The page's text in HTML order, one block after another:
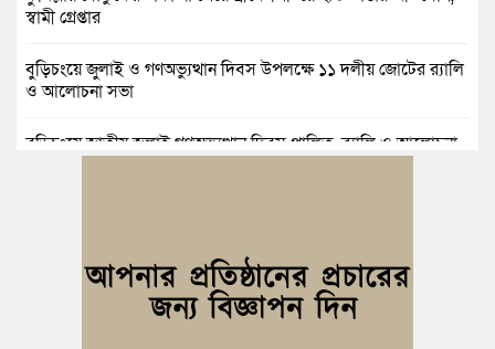
স্বামী গ্রেপ্তার
বুড়িচংয়ে জুলাই ও গণঅভ্যুত্থান দিবস উপলক্ষে ১১ দলীয় জোটের র‍্যালি
ও আলোচনা সভা
বুড়িচংয়ে জাতীয় জুলাই গণঅভ্যুত্থান দিবস পালিত, র‍্যালি ও আলোচনা
ব্রাহ্মণপাড়ায় প্রবাসীর বাড়িতে বেড়াতে এলেন সৌদির কফিল; এলাকায়